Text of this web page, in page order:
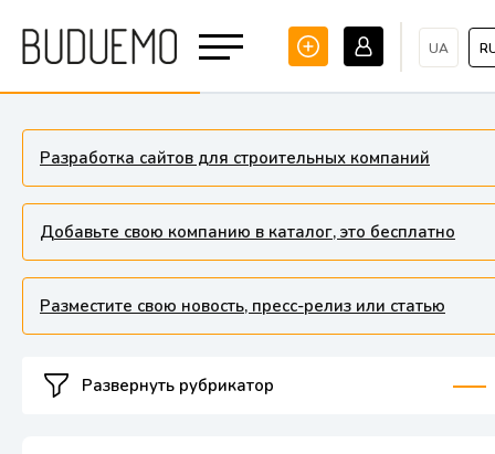
UA
Разработка сайтов для строительных компаний
Добавьте свою компанию в каталог, это бесплатно
Разместите свою новость, пресс-релиз или статью
Развернуть рубрикатор